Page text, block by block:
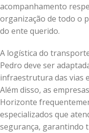
acompanhamento
organização de todo o
do ente querido.
A logística do
Pedro deve ser
infraestrutura das vias
Além disso, as
Horizonte
especializados que
segurança, garantindo